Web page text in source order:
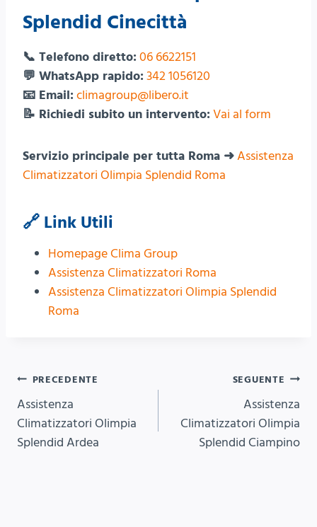
Splendid Cinecittà
📞 Telefono diretto: 06 6622151
💬 WhatsApp rapido: 342 1056120
📧 Email: climagroup@libero.it
📝 Richiedi subito un intervento: Vai al form
Servizio principale per tutta Roma ➜Assistenza
Climatizzatori Olimpia Splendid Roma
🔗 Link Utili
Homepage Clima Group
Assistenza Climatizzatori Roma
Assistenza Climatizzatori Olimpia Splendid
Roma
Navigazione
articoli
PRECEDENTE
Assistenza
Climatizzatori Olimpia
Splendid Ardea
SEGUENTE
Assistenza
Climatizzatori Olimpia
Splendid Ciampino